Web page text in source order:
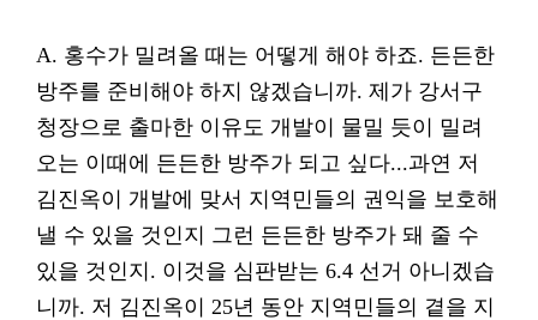
A. 홍수가 밀려올 때는 어떻게 해야 하죠. 든든한
방주를 준비해야 하지 않겠습니까. 제가 강서구
청장으로 출마한 이유도 개발이 물밀 듯이 밀려
오는 이때에 든든한 방주가 되고 싶다...과연 저
김진옥이 개발에 맞서 지역민들의 권익을 보호해
낼 수 있을 것인지 그런 든든한 방주가 돼 줄 수
있을 것인지. 이것을 심판받는 6.4 선거 아니겠습
니까. 저 김진옥이 25년 동안 지역민들의 곁을 지